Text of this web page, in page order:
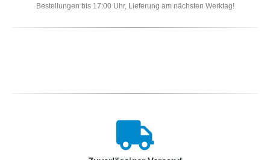
Bestellungen bis 17:00 Uhr, Lieferung am nächsten Werktag!